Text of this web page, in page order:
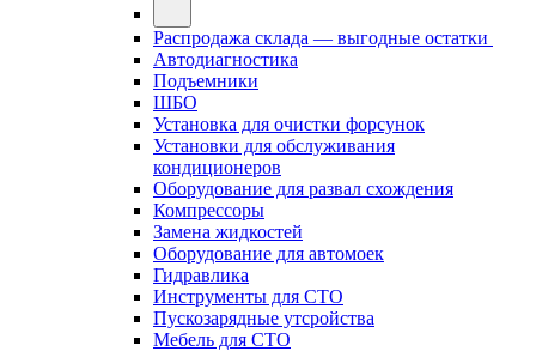
Распродажа склада — выгодные остатки
Автодиагностика
Подъемники
ШБО
Установка для очистки форсунок
Установки для обслуживания
кондиционеров
Оборудование для развал схождения
Компрессоры
Замена жидкостей
Оборудование для автомоек
Гидравлика
Инструменты для СТО
Пускозарядные утсройства
Мебель для СТО